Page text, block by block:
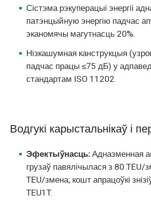
Сістэма рэкуперацыі энергіі
патэнцыйную энергію падчас
эканомячы магутнасць 20%.
Нізкашумная канструкцыя
падчас працы ≤75 дБ) у
стандартам ISO 11202.
Водгукі карыстальнікаў і
Эфектыўнасць:Адназменная
грузаў павялічылася з 80 TEU/
TEU/змена; кошт апрацоўкі
TEU1T.